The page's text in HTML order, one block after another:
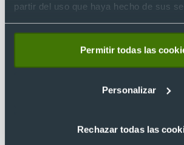
partir del uso que haya hecho de sus
Permitir todas las
Personalizar
Rechazar todas las
Categorías relacionadas
sol personalizadas con
bambú y protección